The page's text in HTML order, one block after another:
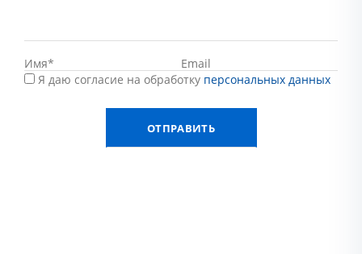
Я даю согласие на обработку персональных данных